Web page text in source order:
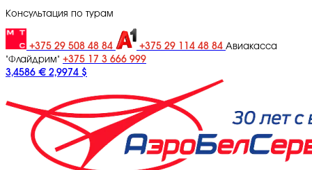
Консультация по турам
+375 29 508 48 84 +375 29 114 48 84 Авиакасса
"Флайдрим" +375 17 3 666 999
3,4586 € 2,9974 $